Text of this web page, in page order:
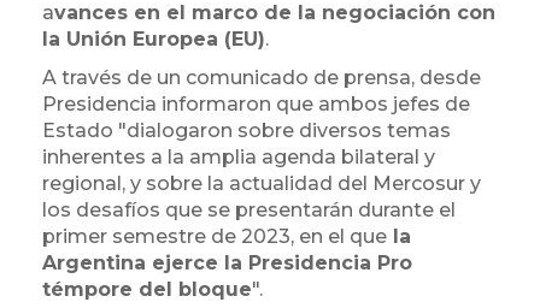
avances en el marco de la negociación con
la Unión Europea (EU).
A través de un comunicado de prensa, desde
Presidencia informaron que ambos jefes de
Estado "dialogaron sobre diversos temas
inherentes a la amplia agenda bilateral y
regional, y sobre la actualidad del Mercosur y
los desafíos que se presentarán durante el
primer semestre de 2023, en el que la
Argentina ejerce la Presidencia Pro
témpore del bloque".